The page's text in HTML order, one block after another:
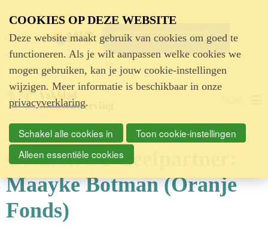
Advertentie
Column De Geefpartner:
Maayke Botman (Oranje
Fonds)
COOKIES OP DEZE WEBSITE
Deze website maakt gebruik van cookies om goed te
functioneren. Als je wilt aanpassen welke cookies we
mogen gebruiken, kan je jouw cookie-instellingen
wijzigen. Meer informatie is beschikbaar in onze
privacyverklaring.
Schakel alle cookies in
Toon cookie-instellingen
Alleen essentiële cookies